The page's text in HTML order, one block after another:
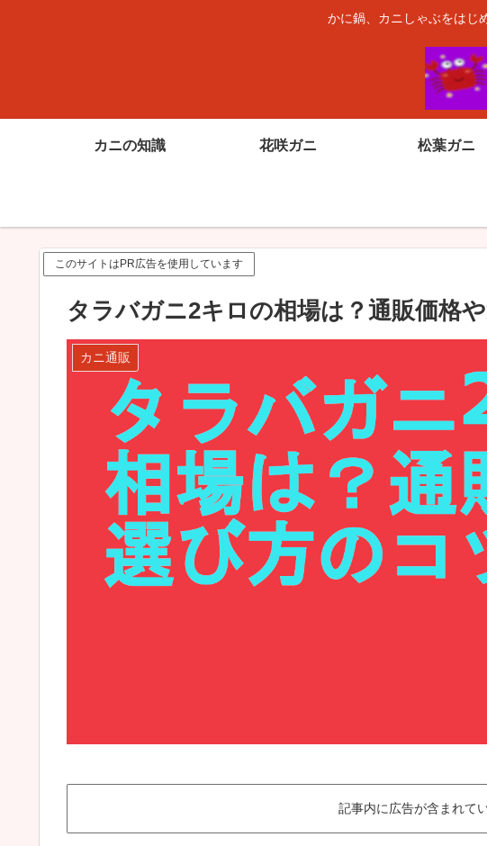
かに鍋、カニしゃぶをはじ
カニの知識 花咲ガニ 松葉ガニ
このサイトはPR広告を使用しています
タラバガニ2キロの相場は？通販価格
カニ通販
記事内に広告が含まれて